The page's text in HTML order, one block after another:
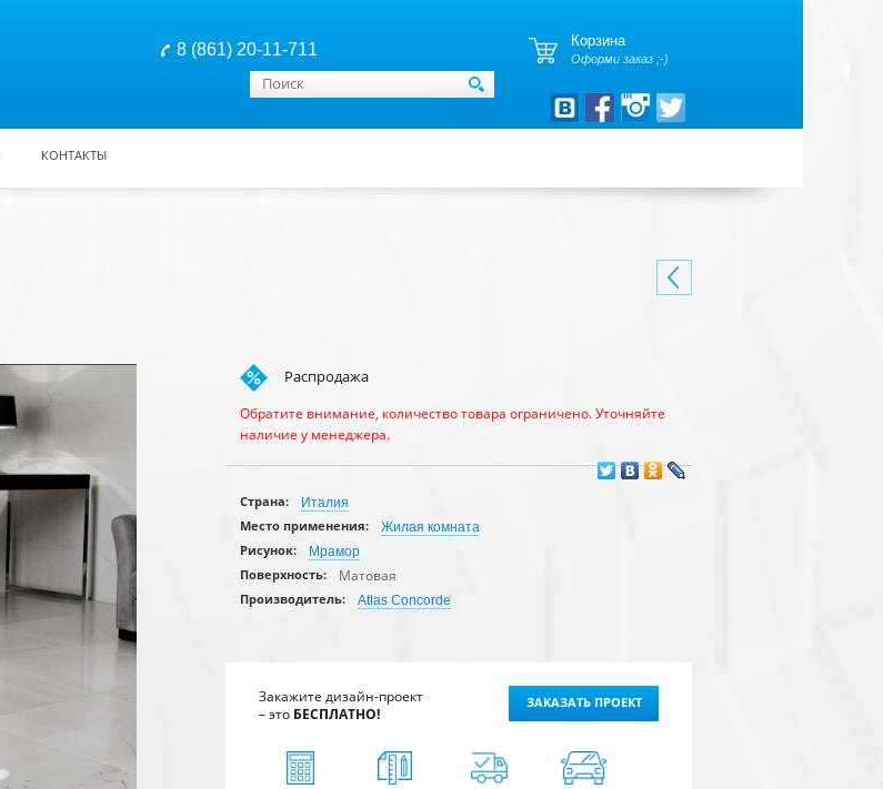
8 (861) 20-11-711 Корзина
Оформи заказ ;-)
Форма поиска
Поиск
КОНТАКТЫ
Распродажа
Обратите внимание, количество товара ограничено. Уточняйте
наличие у менеджера.
Страна:
Италия
Место применения:
Жилая комната
Рисунок:
Мрамор
Поверхность:
Матовая
Производитель: Atlas Concorde
Закажите дизайн-проект
– это БЕСПЛАТНО!
ЗАКАЗАТЬ ПРОЕКТ